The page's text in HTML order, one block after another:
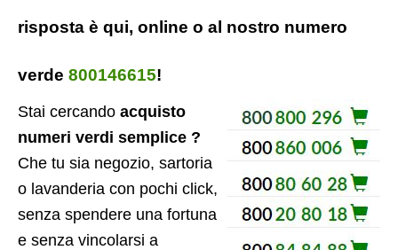
risposta è qui, online o al nostro numero
verde 800146615!
Stai cercando acquisto
numeri verdi semplice ?
Che tu sia negozio, sartoria
o lavanderia con pochi click,
senza spendere una fortuna
e senza vincolarsi a